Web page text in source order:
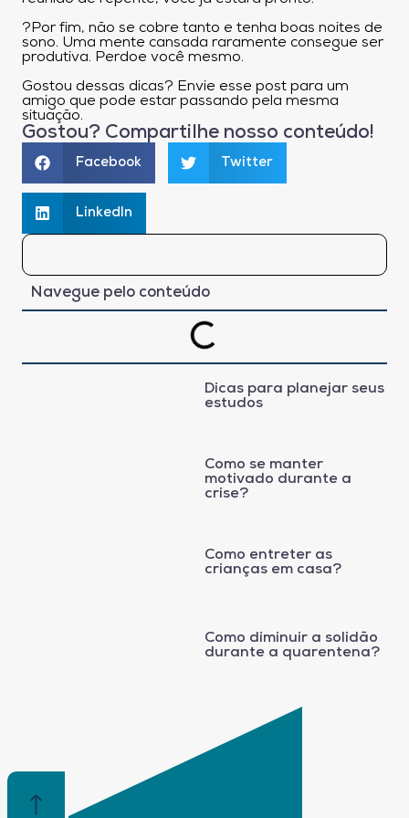
?Por fim, não se cobre tanto e tenha boas noites de
sono. Uma mente cansada raramente consegue ser
produtiva. Perdoe você mesmo.
Gostou dessas dicas? Envie esse post para um
amigo que pode estar passando pela mesma
situação.
Gostou? Compartilhe nosso conteúdo!
Facebook Twitter
LinkedIn
Navegue pelo conteúdo
Dicas para planejar seus
estudos
Como se manter
motivado durante a
crise?
Como entreter as
crianças em casa?
Como diminuir a solidão
durante a quarentena?